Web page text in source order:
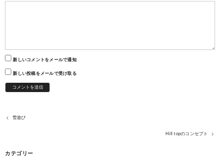
新しいコメントをメールで通知
新しい投稿をメールで受け取る
雪遊び
Hill topのコンセプト
カテゴリー